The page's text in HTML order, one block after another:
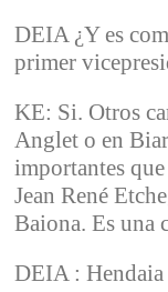
DEIA ¿Y es
primer
KE: Si. Otros
Anglet o en
importantes
Jean René
Baiona. Es una
DEIA : Hendaia